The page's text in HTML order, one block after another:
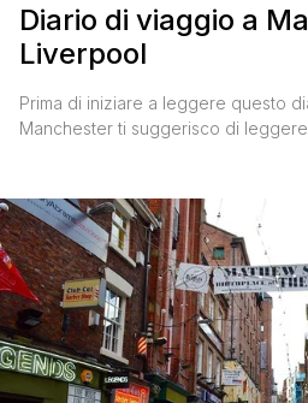
Diario di viaggio a
Liverpool
Prima di iniziare a leggere questo
Manchester ti suggerisco di
che bagna le strade di Liverpool, il
giorni ha [']